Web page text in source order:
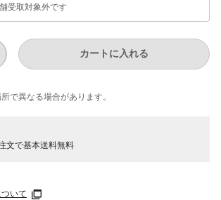
受取対象外です
カートに入れる
で​異なる​場合が​あります。
文で基本送料無料
いて